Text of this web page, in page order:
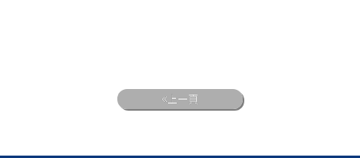
上一頁